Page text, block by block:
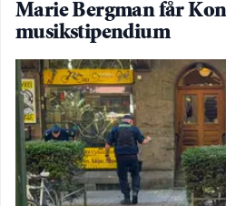
Marie Bergman får
musikstipendium